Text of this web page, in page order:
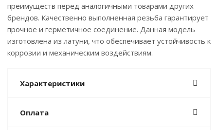
преимуществ перед аналогичными товарами других
брендов. Качественно выполненная резьба гарантирует
прочное и герметичное соединение. Данная модель
изготовлена из латуни, что обеспечивает устойчивость к
коррозии и механическим воздействиям.
Характеристики
Оплата